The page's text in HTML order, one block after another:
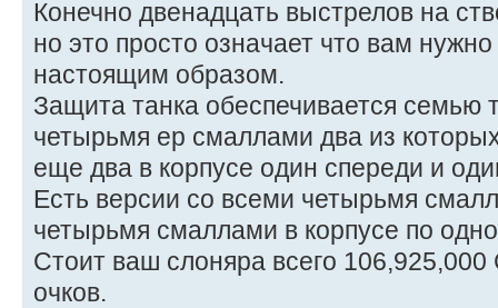
Конечно двенадцать выстрелов на
но это просто означает что вам нужно
настоящим образом.
Защита танка обеспечивается
четырьмя ер смаллами два из
еще два в корпусе один спереди и
Есть версии со всеми четырьмя
четырьмя смаллами в корпусе по
Стоит ваш слоняра всего
очков.